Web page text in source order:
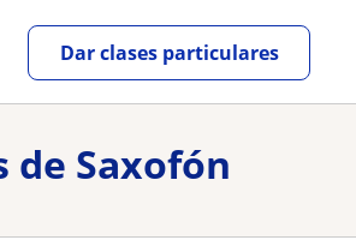
Dar clases particulares
Saxofón